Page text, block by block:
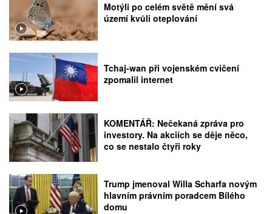
Motýli po celém světě mění svá
území kvůli oteplování
Tchaj-wan při vojenském cvičení
zpomalil internet
KOMENTÁŘ: Nečekaná zpráva pro
investory. Na akciích se děje něco,
co se nestalo čtyři roky
Trump jmenoval Willa Scharfa novým
hlavním právním poradcem Bílého
domu